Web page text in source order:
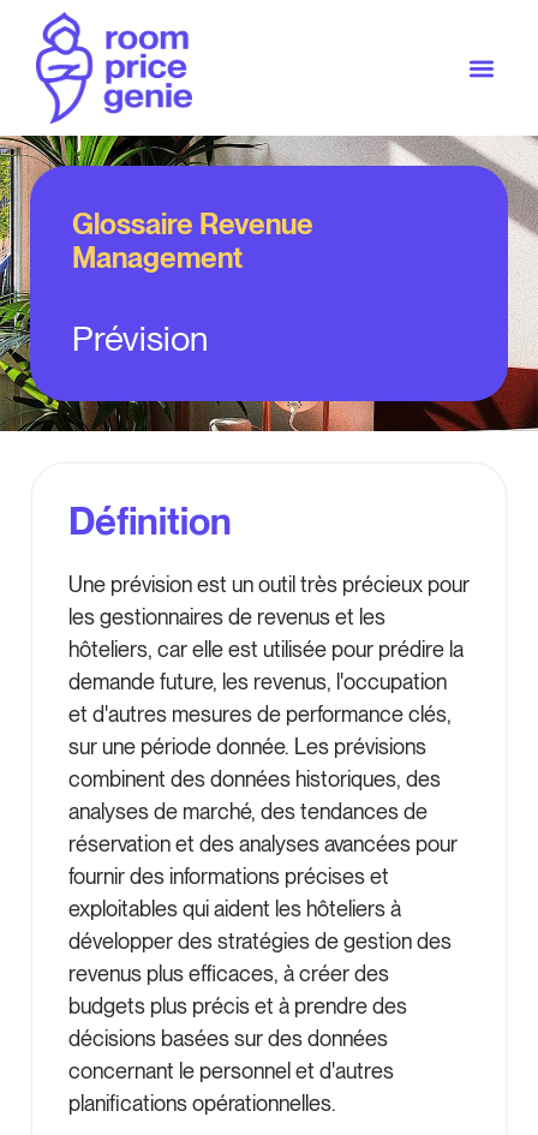
Glossaire Revenue
Management
Prévision
Définition
Une prévision est un outil très précieux pour
les gestionnaires de revenus et les
hôteliers, car elle est utilisée pour prédire la
demande future, les revenus, l'occupation
et d'autres mesures de performance clés,
sur une période donnée. Les prévisions
combinent des données historiques, des
analyses de marché, des tendances de
réservation et des analyses avancées pour
fournir des informations précises et
exploitables qui aident les hôteliers à
développer des stratégies de gestion des
revenus plus efficaces, à créer des
budgets plus précis et à prendre des
décisions basées sur des données
concernant le personnel et d'autres
planifications opérationnelles.